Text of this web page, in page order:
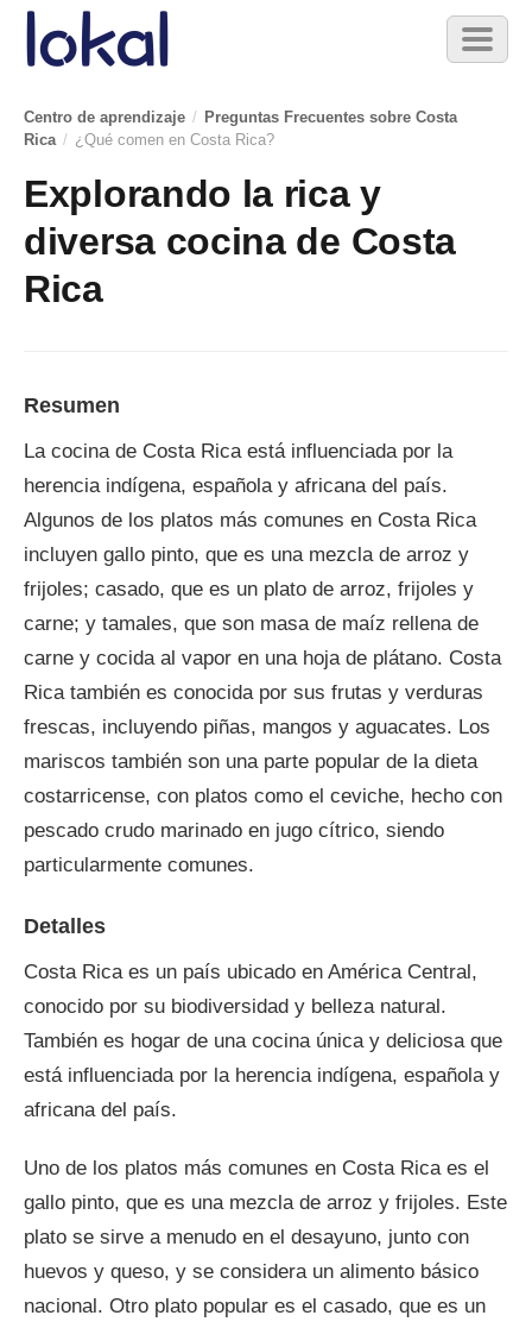
Skip to main content
Toggle
Centro de aprendizaje / Preguntas Frecuentes sobre Costa
Rica / ¿Qué comen en Costa Rica?
Explorando la rica y
diversa cocina de Costa
Rica
Resumen
La cocina de Costa Rica está influenciada por la
herencia indígena, española y africana del país.
Algunos de los platos más comunes en Costa Rica
incluyen gallo pinto, que es una mezcla de arroz y
frijoles; casado, que es un plato de arroz, frijoles y
carne; y tamales, que son masa de maíz rellena de
carne y cocida al vapor en una hoja de plátano. Costa
Rica también es conocida por sus frutas y verduras
frescas, incluyendo piñas, mangos y aguacates. Los
mariscos también son una parte popular de la dieta
costarricense, con platos como el ceviche, hecho con
pescado crudo marinado en jugo cítrico, siendo
particularmente comunes.
Detalles
Costa Rica es un país ubicado en América Central,
conocido por su biodiversidad y belleza natural.
También es hogar de una cocina única y deliciosa que
está influenciada por la herencia indígena, española y
africana del país.
Uno de los platos más comunes en Costa Rica es el
gallo pinto, que es una mezcla de arroz y frijoles. Este
plato se sirve a menudo en el desayuno, junto con
huevos y queso, y se considera un alimento básico
nacional. Otro plato popular es el casado, que es un